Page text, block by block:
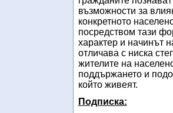
възможности за
конкретното
посредством тази
характер и начинът
отличава с ниска
жителите на
поддържането и
който живеят.
Подписка: